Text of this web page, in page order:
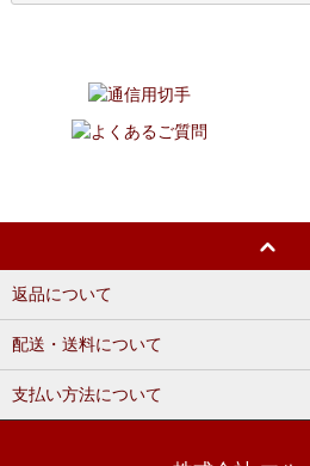
返品について
配送・送料について
支払い方法について